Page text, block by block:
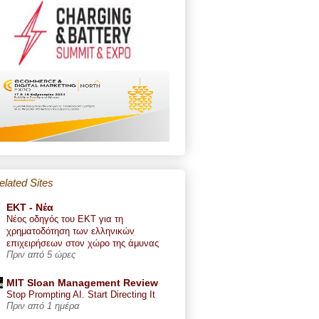
Sites
ΕΚΤ - Nέα
Νέος οδηγός του ΕΚΤ για τη
χρηματοδότηση των ελληνικών
επιχειρήσεων στον χώρο της άμυνας
Πριν από 5 ώρες
MIT Sloan Management Review
Stop Prompting AI. Start Directing It
Πριν από 1 ημέρα